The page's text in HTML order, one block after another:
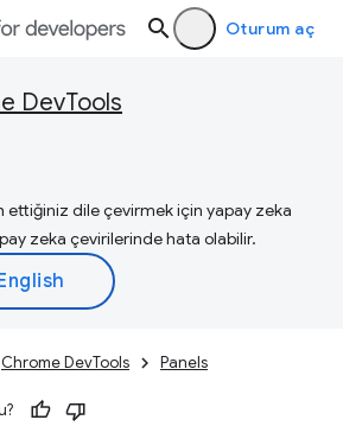
Oturum aç
DevTools
ettiğiniz dile çevirmek için yapay zeka
zeka çevirilerinde hata olabilir.
Chrome DevTools Panels